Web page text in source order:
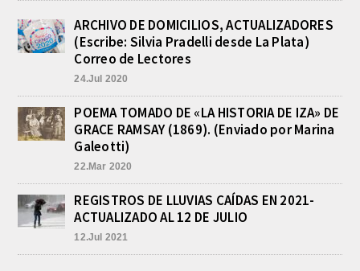
VALENTINA. TRIUNFO Y
CONVOCATORIA PARA EL
SUDAMERICANO 2026 EN
Valentina Luna ganó hoy la general
de Damas del Gran Premio Ciudad de
Buenos Aires, disputado este
AÑOS. EXCELENTE CAFE
LITERARIO DEL GRUPO DE
APOYO A LA CULTURA
ARCHIVO DE DOMICILIOS, ACTUALIZADORES
(Escribe: Silvia Pradelli desde La Plata)
Correo de Lectores
24.Jul 2020
POEMA TOMADO DE «LA HISTORIA DE IZA» DE
GRACE RAMSAY (1869). (Enviado por Marina
Galeotti)
22.Mar 2020
REGISTROS DE LLUVIAS CAÍDAS EN 2021-
ACTUALIZADO AL 12 DE JULIO
12.Jul 2021